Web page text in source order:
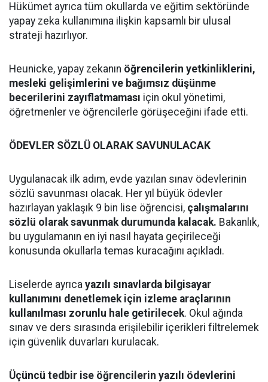
Hükümet ayrıca tüm okullarda ve eğitim sektöründe
yapay zeka kullanımına ilişkin kapsamlı bir ulusal
strateji hazırlıyor.
Heunicke, yapay zekanın öğrencilerin yetkinliklerini,
mesleki gelişimlerini ve bağımsız düşünme
becerilerini zayıflatmaması için okul yönetimi,
öğretmenler ve öğrencilerle görüşeceğini ifade etti.
ÖDEVLER SÖZLÜ OLARAK SAVUNULACAK
Uygulanacak ilk adım, evde yazılan sınav ödevlerinin
sözlü savunması olacak. Her yıl büyük ödevler
hazırlayan yaklaşık 9 bin lise öğrencisi, çalışmalarını
sözlü olarak savunmak durumunda kalacak. Bakanlık,
bu uygulamanın en iyi nasıl hayata geçirileceği
konusunda okullarla temas kuracağını açıkladı.
Liselerde ayrıca yazılı sınavlarda bilgisayar
kullanımını denetlemek için izleme araçlarının
kullanılması zorunlu hale getirilecek. Okul ağında
sınav ve ders sırasında erişilebilir içerikleri filtrelemek
için güvenlik duvarları kurulacak.
Üçüncü tedbir ise öğrencilerin yazılı ödevlerini